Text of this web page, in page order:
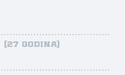
(27 godina)